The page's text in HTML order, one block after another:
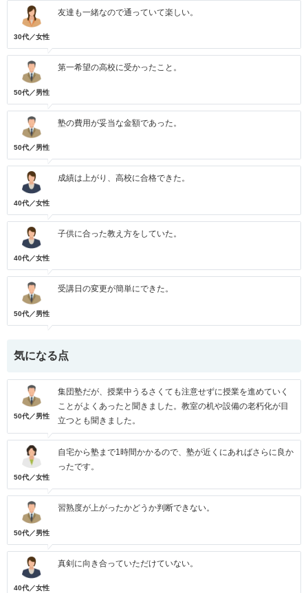
30代／女性
友達も一緒なので通っていて楽しい。
50代／男性
第一希望の高校に受かったこと。
50代／男性
塾の費用が妥当な金額であった。
40代／女性
成績は上がり、高校に合格できた。
40代／女性
子供に合った教え方をしていた。
50代／男性
受講日の変更が簡単にできた。
気になる点
50代／男性
集団塾だが、授業中うるさくても注意せずに授業を進めていく
ことがよくあったと聞きました。教室の机や設備の老朽化が目
立つとも聞きました。
50代／女性
自宅から塾まで1時間かかるので、塾が近くにあればさらに良か
ったです。
50代／男性
習熟度が上がったかどうか判断できない。
40代／女性
真剣に向き合っていただけていない。